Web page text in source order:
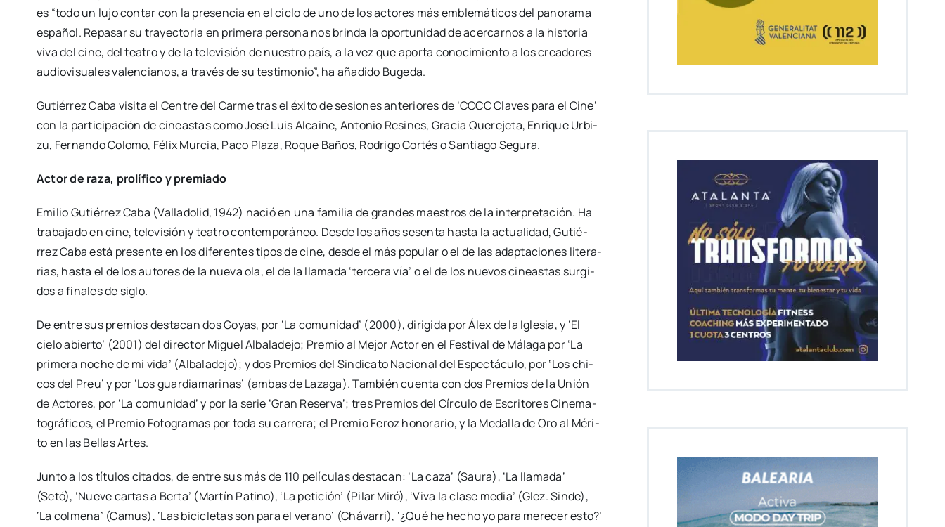
es “todo un lujo con­tar con la pre­sen­cia en el ciclo de uno de los acto­res más emble­má­ti­cos del pano­ra­ma
espa­ñol. Repa­sar su tra­yec­to­ria en pri­me­ra per­so­na nos brin­da la opor­tu­ni­dad de acer­car­nos a la his­to­ria
viva del cine, del tea­tro y de la tele­vi­sión de nues­tro país, a la vez que apor­ta cono­ci­mien­to a los crea­do­res
audio­vi­sua­les valen­cia­nos, a tra­vés de su tes­ti­mo­nio”, ha aña­di­do Buge­da.
Gutié­rrez Caba visi­ta el Cen­tre del Car­me tras el éxi­to de sesio­nes ante­rio­res de ‘CCCC Cla­ves para el Cine’
con la par­ti­ci­pa­ción de cineas­tas como José Luis Alcai­ne, Anto­nio Resi­nes, Gra­cia Que­re­je­ta, Enri­que Urbi­
zu, Fer­nan­do Colo­mo, Félix Mur­cia, Paco Pla­za, Roque Baños, Rodri­go Cor­tés o San­tia­go Segu­ra.
Actor de raza, pro­lí­fi­co y pre­mia­do
Emi­lio Gutié­rrez Caba (Valla­do­lid, 1942) nació en una fami­lia de gran­des maes­tros de la inter­pre­ta­ción. Ha
tra­ba­ja­do en cine, tele­vi­sión y tea­tro con­tem­po­rá­neo. Des­de los años sesen­ta has­ta la actua­li­dad, Gutié­
rrez Caba está pre­sen­te en los dife­ren­tes tipos de cine, des­de el más popu­lar o el de las adap­ta­cio­nes lite­ra­
rias, has­ta el de los auto­res de la nue­va ola, el de la lla­ma­da ‘ter­ce­ra vía’ o el de los nue­vos cineas­tas sur­gi­
dos a fina­les de siglo.
De entre sus pre­mios des­ta­can dos Goyas, por ‘La comu­ni­dad’ (2000), diri­gi­da por Álex de la Igle­sia, y ‘El
cie­lo abier­to’ (2001) del direc­tor Miguel Alba­la­de­jo; Pre­mio al Mejor Actor en el Fes­ti­val de Mála­ga por ‘La
pri­me­ra noche de mi vida’ (Alba­la­de­jo); y dos Pre­mios del Sin­di­ca­to Nacio­nal del Espec­tácu­lo, por ‘Los chi­
cos del Preu’ y por ‘Los guar­dia­ma­ri­nas’ (ambas de Laza­ga). Tam­bién cuen­ta con dos Pre­mios de la Unión
de Acto­res, por ‘La comu­ni­dad’ y por la serie ‘Gran Reser­va’; tres Pre­mios del Círcu­lo de Escri­to­res Cine­ma­
to­grá­fi­cos, el Pre­mio Foto­gra­mas por toda su carre­ra; el Pre­mio Feroz hono­ra­rio, y la Meda­lla de Oro al Méri­
to en las Bellas Artes.
Jun­to a los títu­los cita­dos, de entre sus más de 110 pelí­cu­las des­ta­can: ‘La caza’ (Sau­ra), ‘La lla­ma­da’
(Setó), ‘Nue­ve car­tas a Ber­ta’ (Mar­tín Patino), ‘La peti­ción’ (Pilar Miró), ‘Viva la cla­se media’ (Glez. Sin­de),
‘La col­me­na’ (Camus), ‘Las bici­cle­tas son para el verano’ (Chá­va­rri), ‘¿Qué he hecho yo para mere­cer esto?’